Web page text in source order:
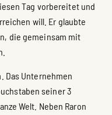
Tag vorbereitet und
will. Er glaubte
die gemeinsam mit
Das Unternehmen
seiner 3
Welt. Neben Raron